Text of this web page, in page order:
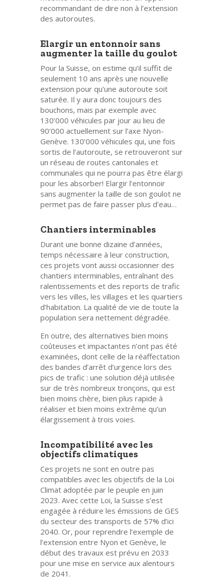
recommandant de dire non à l’extension
des autoroutes.
Elargir un entonnoir sans
augmenter la taille du goulot
Pour la Suisse, on estime qu’il suffit de
seulement 10 ans après une nouvelle
extension pour qu’une autoroute soit
saturée. Il y aura donc toujours des
bouchons, mais par exemple avec
130’000 véhicules par jour au lieu de
90’000 actuellement sur l’axe Nyon-
Genève. 130’000 véhicules qui, une fois
sortis de l’autoroute, se retrouveront sur
un réseau de routes cantonales et
communales qui ne pourra pas être élargi
pour les absorber! Elargir l’entonnoir
sans augmenter la taille de son goulot ne
permet pas de faire passer plus d’eau…
Chantiers interminables
Durant une bonne dizaine d’années,
temps nécessaire à leur construction,
ces projets vont aussi occasionner des
chantiers interminables, entraînant des
ralentissements et des reports de trafic
vers les villes, les villages et les quartiers
d’habitation. La qualité de vie de toute la
population sera nettement dégradée.
En outre, des alternatives bien moins
coûteuses et impactantes n’ont pas été
examinées, dont celle de la réaffectation
des bandes d’arrêt d’urgence lors des
pics de trafic : une solution déjà utilisée
sur de très nombreux tronçons, qui est
bien moins chère, bien plus rapide à
réaliser et bien moins extrême qu’un
élargissement à trois voies.
Incompatibilité avec les
objectifs climatiques
Ces projets ne sont en outre pas
compatibles avec les objectifs de la Loi
Climat adoptée par le peuple en juin
2023. Avec cette Loi, la Suisse s’est
engagée à réduire les émissions de GES
du secteur des transports de 57% d’ici
2040. Or, pour reprendre l’exemple de
l’extension entre Nyon et Genève, le
début des travaux est prévu en 2033
pour une mise en service aux alentours
de 2041.